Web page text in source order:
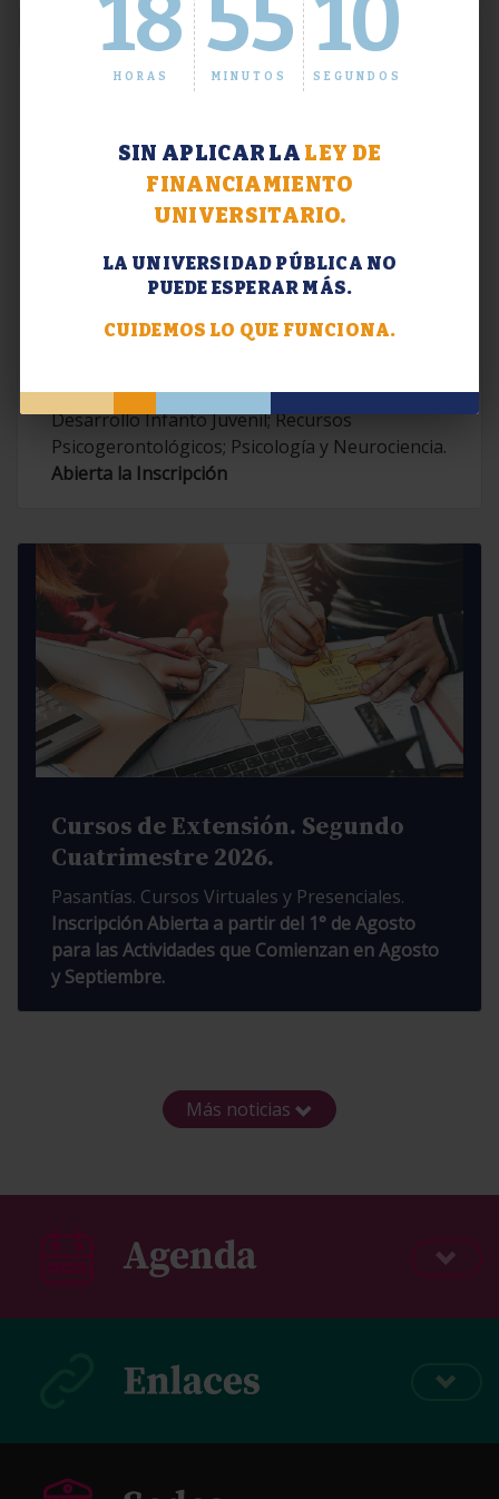
18
HORAS
55
MINUTOS
11
SEGUNDOS
SIN APLICAR LA LEY DE
FINANCIAMIENTO
UNIVERSITARIO.
LA UNIVERSIDAD PÚBLICA NO
PUEDE ESPERAR MÁS.
CUIDEMOS LO QUE FUNCIONA.
Extensión. Diplomaturas 2026.
Contemporáneas; Problemáticas en el
Desarrollo Infanto Juvenil; Recursos
Psicogerontológicos; Psicología y Neurociencia.
Abierta la Inscripción
Cursos de Extensión. Segundo
Cuatrimestre 2026.
Pasantías. Cursos Virtuales y Presenciales.
Inscripción Abierta a partir del 1° de Agosto
para las Actividades que Comienzan en Agosto
y Septiembre.
Más noticias